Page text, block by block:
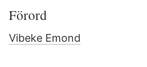
Förord
Vibeke Emond